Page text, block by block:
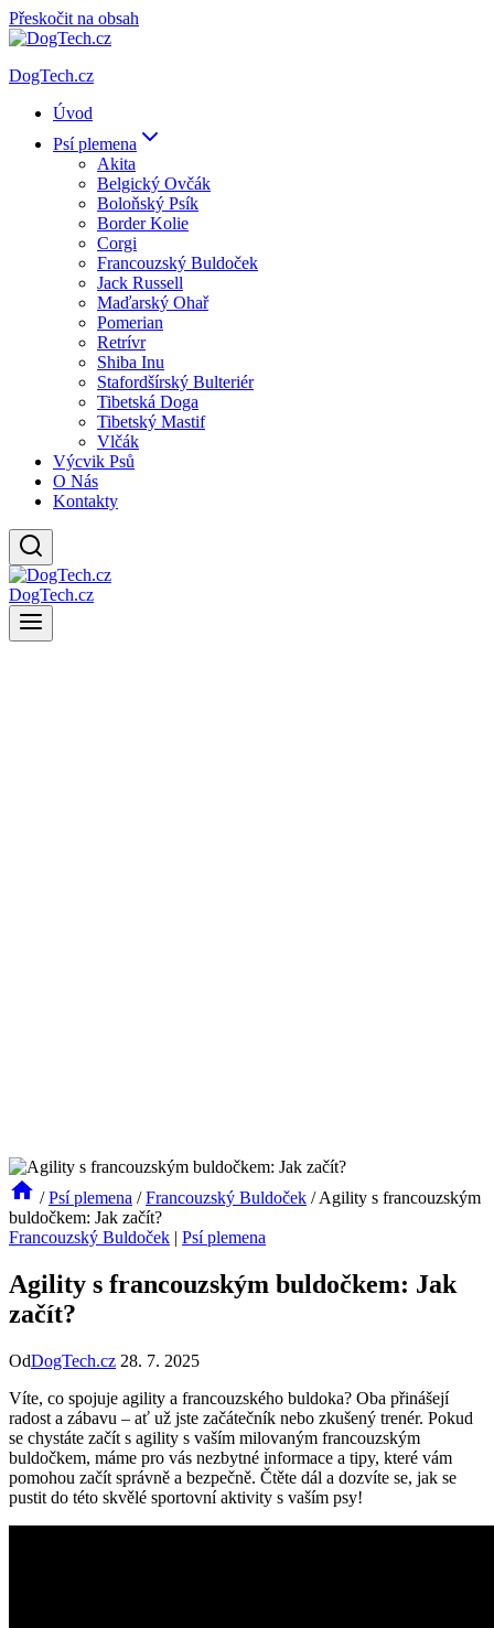
Přeskočit na obsah
DogTech.cz
Úvod
Psí plemena
Akita
Belgický Ovčák
Boloňský Psík
Border Kolie
Corgi
Francouzský Buldoček
Jack Russell
Maďarský Ohař
Pomerian
Retrívr
Shiba Inu
Stafordšírský Bulteriér
Tibetská Doga
Tibetský Mastif
Vlčák
Výcvik Psů
O Nás
Kontakty
DogTech.cz
/ Psí plemena / Francouzský Buldoček / Agility s francouzským
buldočkem: Jak začít?
Francouzský Buldoček | Psí plemena
Agility s francouzským buldočkem: Jak
začít?
OdDogTech.cz 28. 7. 2025
Víte, co spojuje agility a francouzského buldoka? Oba přinášejí
radost a zábavu – ať už jste začátečník nebo zkušený trenér. Pokud
se chystáte začít s agility s vaším milovaným francouzským
buldočkem, máme pro vás nezbytné informace a tipy, které vám
pomohou začít správně a bezpečně. Čtěte dál a dozvíte se, jak se
pustit do této skvělé sportovní aktivity s vaším psy!